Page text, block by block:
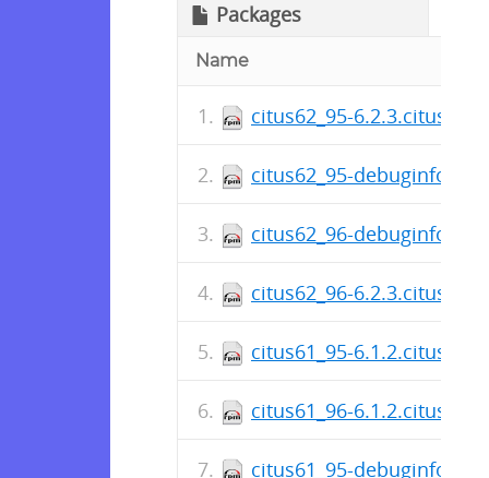
Packages
Name
citus62_95-6.2.3.citus-
citus62_95-debuginfo-
citus62_96-debuginfo-
citus62_96-6.2.3.citus-
citus61_95-6.1.2.citus-
citus61_96-6.1.2.citus-
citus61_95-debuginfo-